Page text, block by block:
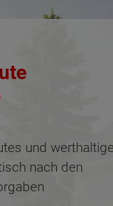
und
nach den